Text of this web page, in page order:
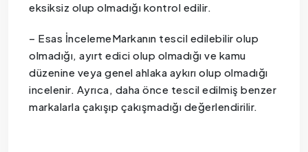
eksiksiz olup olmadığı kontrol edilir.
– Esas İncelemeMarkanın tescil edilebilir olup
olmadığı, ayırt edici olup olmadığı ve kamu
düzenine veya genel ahlaka aykırı olup olmadığı
incelenir. Ayrıca, daha önce tescil edilmiş benzer
markalarla çakışıp çakışmadığı değerlendirilir.